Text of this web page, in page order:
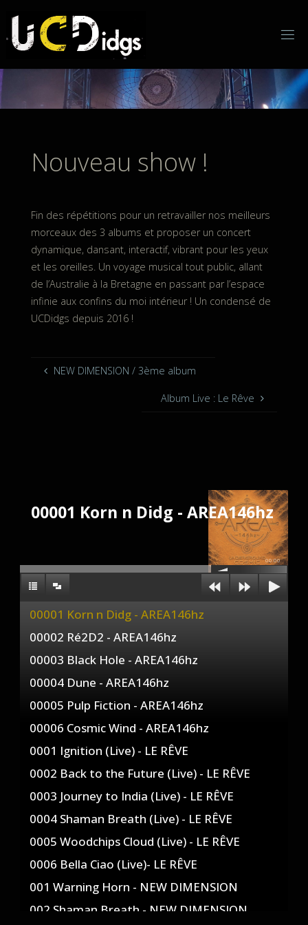
content
Nouveau show !
Fin des répétitions pour un retravailler nos meilleurs
morceaux des 3 albums et proposer un concert
dynamique, dansant, interactif, vibrant pour les yeux
et les oreilles. Un voyage musical tout public, allant
de l’Australie à la Bretagne en passant par l’espace
infinie aux confins du moi intérieur ! Un condensé de
UCDidgs depuis 2016 !
NEW DIMENSION / 3ème album
Album Live : Le Rêve
00001 Korn n Didg - AREA146hz
00:00
00001 Korn n Didg - AREA146hz
00002 Ré2D2 - AREA146hz
00003 Black Hole - AREA146hz
00004 Dune - AREA146hz
00005 Pulp Fiction - AREA146hz
00006 Cosmic Wind - AREA146hz
0001 Ignition (Live) - LE RÊVE
0002 Back to the Future (Live) - LE RÊVE
0003 Journey to India (Live) - LE RÊVE
0004 Shaman Breath (Live) - LE RÊVE
0005 Woodchips Cloud (Live) - LE RÊVE
0006 Bella Ciao (Live)- LE RÊVE
001 Warning Horn - NEW DIMENSION
002 Shaman Breath - NEW DIMENSION